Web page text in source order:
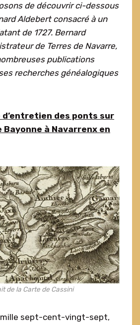
de découvrir ci-dessous
Aldebert consacré à un
de 1727. Bernard
de Terres de Navarre,
publications
recherches généalogiques
d’entretien des ponts sur
Bayonne à Navarrenx en
de la Carte de Cassini
mille sept-cent-vingt-sept,